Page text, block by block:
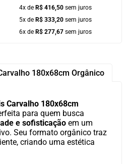
4x de R$ 416,50 sem juros
5x de R$ 333,20 sem juros
6x de R$ 277,67 sem juros
180x68cm Orgânico
Carvalho 180x68cm
para quem busca
e sofisticação em um
Seu formato orgânico traz
criando uma estética